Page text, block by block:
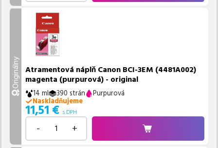
Originálny Atramentová náplň Canon BCI-3EM (4481A002)
magenta (purpurová) - original
14 ml 390 strán
Purpurová
Naskladňujeme
11,51 € s DPH
- +